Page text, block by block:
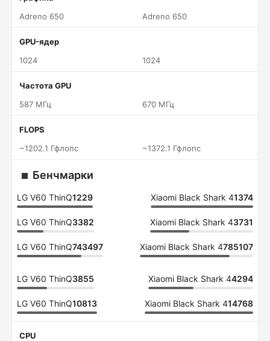
Adreno 650
Adreno 650
GPU-ядер
1024
1024
Частота GPU
587 МГц
670 МГц
FLOPS
~1202.1 Гфлопс
~1372.1 Гфлопс
Бенчмарки
LG V60 ThinQ1229 Xiaomi Black Shark 41374
LG V60 ThinQ3382 Xiaomi Black Shark 43731
LG V60 ThinQ743497 Xiaomi Black Shark 4785107
LG V60 ThinQ3855 Xiaomi Black Shark 44294
LG V60 ThinQ10813 Xiaomi Black Shark 414768
CPU